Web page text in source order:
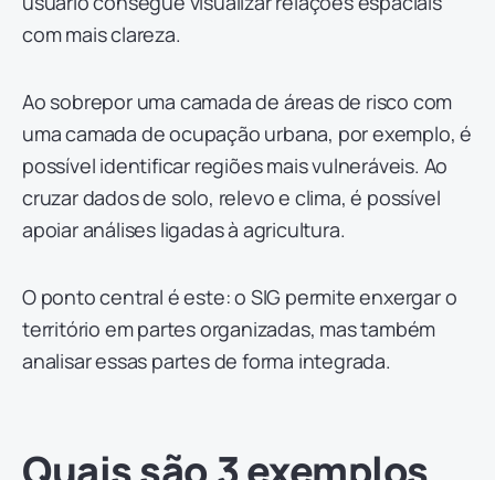
com mais clareza.
Ao sobrepor uma camada de áreas de risco com
uma camada de ocupação urbana, por exemplo, é
possível identificar regiões mais vulneráveis. Ao
cruzar dados de solo, relevo e clima, é possível
apoiar análises ligadas à agricultura.
O ponto central é este: o SIG permite enxergar o
território em partes organizadas, mas também
analisar essas partes de forma integrada.